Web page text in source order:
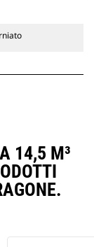
14,5 M³